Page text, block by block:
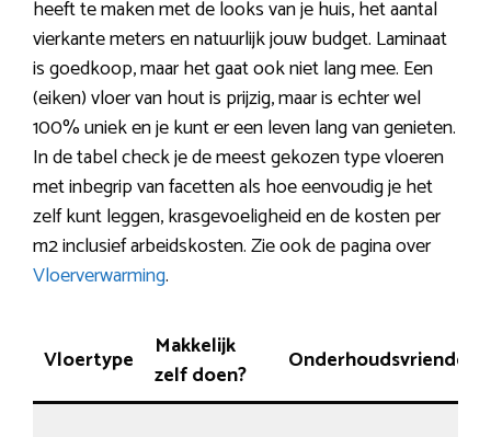
heeft te maken met de looks van je huis, het aantal
vierkante meters en natuurlijk jouw budget. Laminaat
is goedkoop, maar het gaat ook niet lang mee. Een
(eiken) vloer van hout is prijzig, maar is echter wel
100% uniek en je kunt er een leven lang van genieten.
In de tabel check je de meest gekozen type vloeren
met inbegrip van facetten als hoe eenvoudig je het
zelf kunt leggen, krasgevoeligheid en de kosten per
m2 inclusief arbeidskosten. Zie ook de pagina over
Vloerverwarming.
Vloertype
Makkelijk
zelf doen?
Onderhoudsvriendelijk